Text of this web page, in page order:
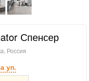
Спенсер
Россия
уп.